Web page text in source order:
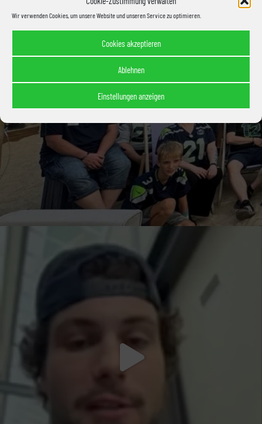
Wir verwenden Cookies, um unsere Website und unseren Service zu optimieren.
Cookies akzeptieren
Ablehnen
Einstellungen anzeigen